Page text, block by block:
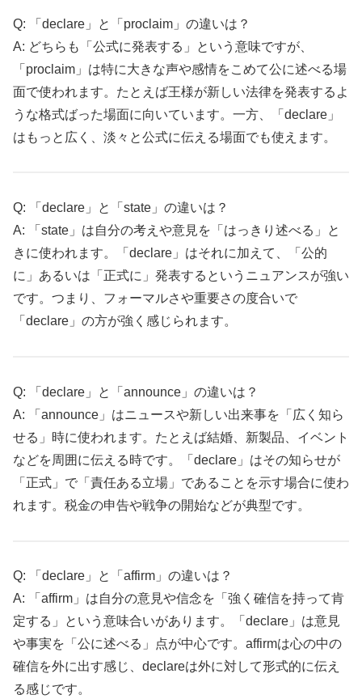
Q: 「declare」と「proclaim」の違いは？
A: どちらも「公式に発表する」という意味ですが、
「proclaim」は特に大きな声や感情をこめて公に述べる場
面で使われます。たとえば王様が新しい法律を発表するよ
うな格式ばった場面に向いています。一方、「declare」
はもっと広く、淡々と公式に伝える場面でも使えます。
Q: 「declare」と「state」の違いは？
A: 「state」は自分の考えや意見を「はっきり述べる」と
きに使われます。「declare」はそれに加えて、「公的
に」あるいは「正式に」発表するというニュアンスが強い
です。つまり、フォーマルさや重要さの度合いで
「declare」の方が強く感じられます。
Q: 「declare」と「announce」の違いは？
A: 「announce」はニュースや新しい出来事を「広く知ら
せる」時に使われます。たとえば結婚、新製品、イベント
などを周囲に伝える時です。「declare」はその知らせが
「正式」で「責任ある立場」であることを示す場合に使わ
れます。税金の申告や戦争の開始などが典型です。
Q: 「declare」と「affirm」の違いは？
A: 「affirm」は自分の意見や信念を「強く確信を持って肯
定する」という意味合いがあります。「declare」は意見
や事実を「公に述べる」点が中心です。affirmは心の中の
確信を外に出す感じ、declareは外に対して形式的に伝え
る感じです。